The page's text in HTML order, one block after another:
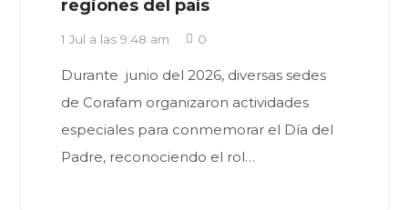
regiones del país
1 Jul a las 9:48 am 0
Durante junio del 2026, diversas sedes
de Corafam organizaron actividades
especiales para conmemorar el Día del
Padre, reconociendo el rol…